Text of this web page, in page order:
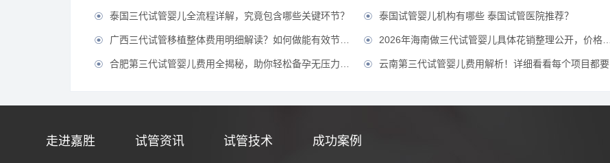
 泰国三代试管婴儿全流程详解，究竟包含哪些关键环节？  泰国试管婴儿机构有哪些 泰国试管医院推荐？
 广西三代试管移植整体费用明细解读？如何做能有效节省费用？？  2026年海南做三代试管婴儿具体花销整理公开，价格不贵直接冲！？
 合肥第三代试管婴儿费用全揭秘，助你轻松备孕无压力！？  云南第三代试管婴儿费用解析！详细看看每个项目都要花多少钱？
走进嘉胜 试管资讯 试管技术 成功案例